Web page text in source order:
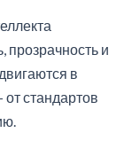
прозрачность и
в
стандартов